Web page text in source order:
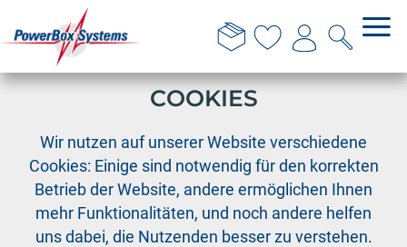
Zubehör Fernsteuersysteme›
Umbauset Pultsender ATOM
DIESE WEBSITE VERWENDET
COOKIES
Wir nutzen auf unserer Website verschiedene
Cookies: Einige sind notwendig für den korrekten
Betrieb der Website, andere ermöglichen Ihnen
mehr Funktionalitäten, und noch andere helfen
uns dabei, die Nutzenden besser zu verstehen.